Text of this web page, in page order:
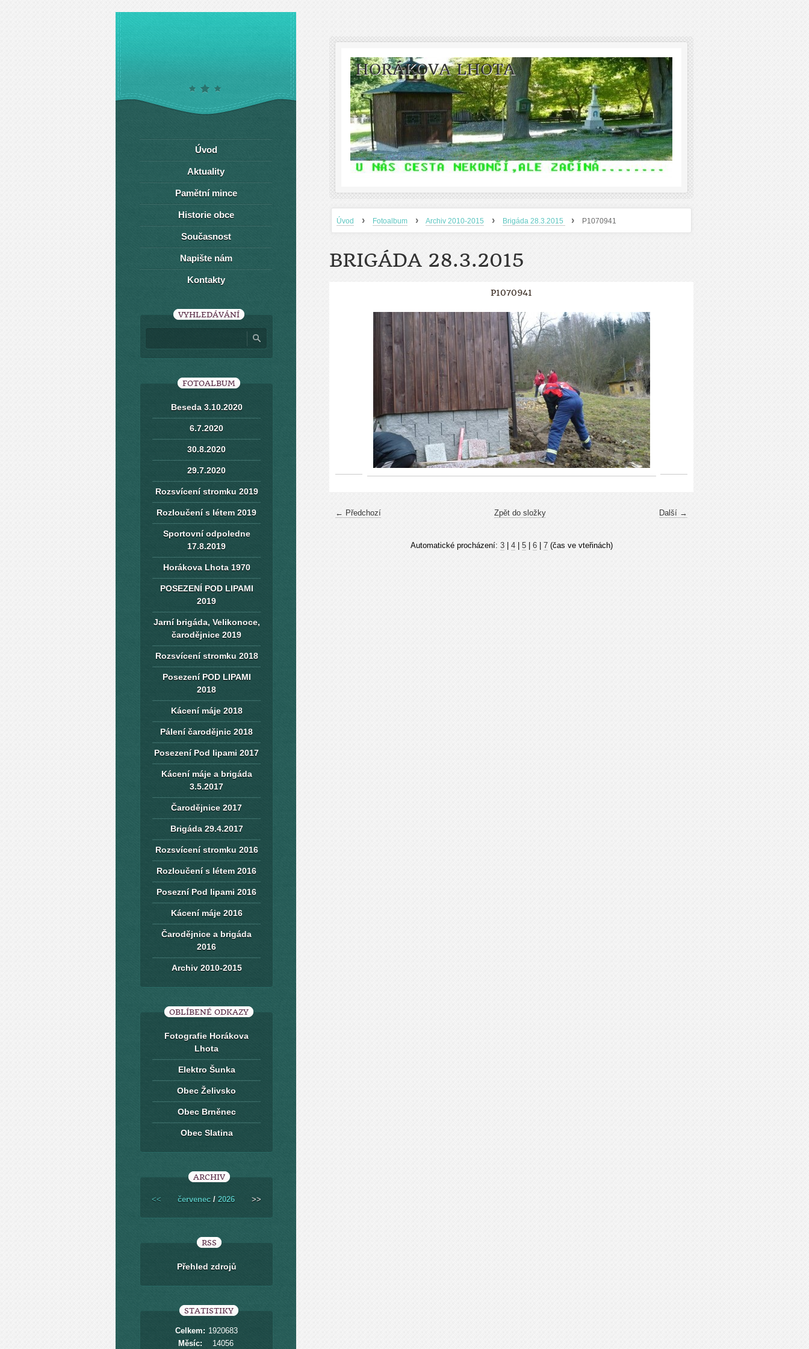
HORÁKOVA LHOTA
Úvod › Fotoalbum › Archiv 2010-2015 › Brigáda 28.3.2015 › P1070941
BRIGÁDA 28.3.2015
P1070941
← Předchozí Další →
Zpět do složky
Automatické procházení: 3| 4| 5| 6| 7(čas ve vteřinách)
Úvod
Aktuality
Pamětní mince
Historie obce
Současnost
Napište nám
Kontakty
VYHLEDÁVÁNÍ
FOTOALBUM
Beseda 3.10.2020
6.7.2020
30.8.2020
29.7.2020
Rozsvícení stromku 2019
Rozloučení s létem 2019
Sportovní odpoledne
17.8.2019
Horákova Lhota 1970
POSEZENÍ POD LIPAMI
2019
Jarní brigáda, Velikonoce,
čarodějnice 2019
Rozsvícení stromku 2018
Posezení POD LIPAMI
2018
Kácení máje 2018
Pálení čarodějnic 2018
Posezení Pod lipami 2017
Kácení máje a brigáda
3.5.2017
Čarodějnice 2017
Brigáda 29.4.2017
Rozsvícení stromku 2016
Rozloučení s létem 2016
Posezní Pod lipami 2016
Kácení máje 2016
Čarodějnice a brigáda
2016
Archiv 2010-2015
OBLÍBENÉ ODKAZY
Fotografie Horákova
Lhota
Elektro Šunka
Obec Želivsko
Obec Brněnec
Obec Slatina
ARCHIV
<< červenec / 2026 >>
RSS
Přehled zdrojů
STATISTIKY
Celkem: 1920683
Měsíc:
14056